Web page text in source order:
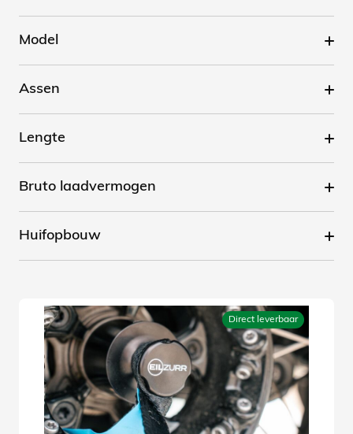
Model
Assen
Lengte
Bruto laadvermogen
Huifopbouw
Direct leverbaar